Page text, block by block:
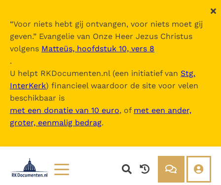
“Voor niets hebt gij ontvangen, voor niets moet gij
geven.” Evangelie van Onze Heer Jezus Christus
volgens Matteüs, hoofdstuk 10, vers 8
.
U helpt RKDocumenten.nl (een initiatief van Stg.
InterKerk) financieel waardoor de site voor velen
beschikbaar is
met een donatie van 10 euro, of met een ander,
groter, eenmalig bedrag.
Nova Vulgata
Inhoudsopgave
uitklappen
- Vetus Testamentum
- Liber Exodus
- Liber Numeri
- Liber Deuteronomii